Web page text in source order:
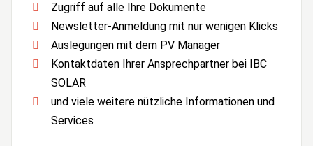
Zugriff auf alle Ihre Dokumente
Newsletter-Anmeldung mit nur wenigen Klicks
Auslegungen mit dem PV Manager
Kontaktdaten Ihrer Ansprechpartner bei IBC
SOLAR
und viele weitere nützliche Informationen und
Services